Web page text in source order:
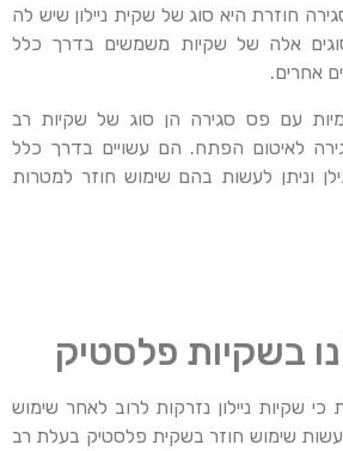
חוזרת היא סוג של שקית ניילון שיש לה
אלה של שקיות משמשים בדרך כלל
אחרים.
עם פס סגירה הן סוג של שקיות רב
לאיטום הפתח. הם עשויים בדרך כלל
וניתן לעשות בהם שימוש חוזר למטרות
בשקיות פלסטיק
כי שקיות ניילון נזרקות לרוב לאחר שימוש
שימוש חוזר בשקית פלסטיק בעלת רב